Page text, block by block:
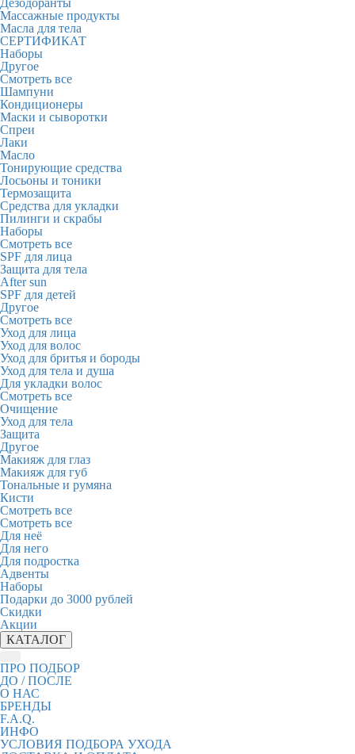
Дезодоранты
Массажные продукты
Масла для тела
СЕРТИФИКАТ
Наборы
Другое
Смотреть все
Шампуни
Кондиционеры
Маски и сыворотки
Спреи
Лаки
Масло
Тонирующие средства
Лосьоны и тоники
Термозащита
Средства для укладки
Пилинги и скрабы
Наборы
Смотреть все
SPF для лица
Защита для тела
After sun
SPF для детей
Другое
Смотреть все
Уход для лица
Уход для волос
Уход для бритья и бороды
Уход для тела и душа
Для укладки волос
Смотреть все
Очищение
Уход для тела
Защита
Другое
Макияж для глаз
Макияж для губ
Тональные и румяна
Кисти
Смотреть все
Смотреть все
Для неё
Для него
Для подростка
Адвенты
Наборы
Подарки до 3000 рублей
Скидки
Акции
КАТАЛОГ
ПРО ПОДБОР
ДО / ПОСЛЕ
О НАС
БРЕНДЫ
F.A.Q.
ИНФО
УСЛОВИЯ ПОДБОРА УХОДА